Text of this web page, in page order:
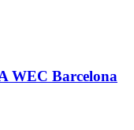
WEC Barcelona